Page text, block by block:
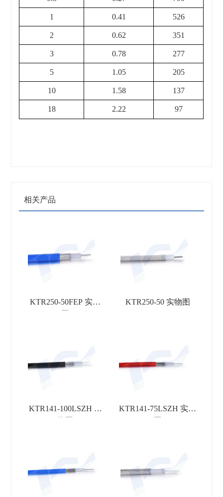
1 0.41 526
2 0.62 351
3 0.78 277
5 1.05 205
10 1.58 137
18 2.22 97
相关产品
KTR250-50FEP 实物
KTR250-50 实物图
KTR141-100LSZH 实
KTR141-75LSZH 实物